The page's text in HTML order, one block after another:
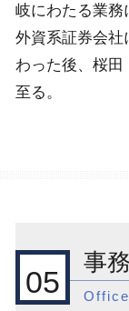
岐にわたる業務
外資系証券会社
わった後、桜田
至る。
05
事